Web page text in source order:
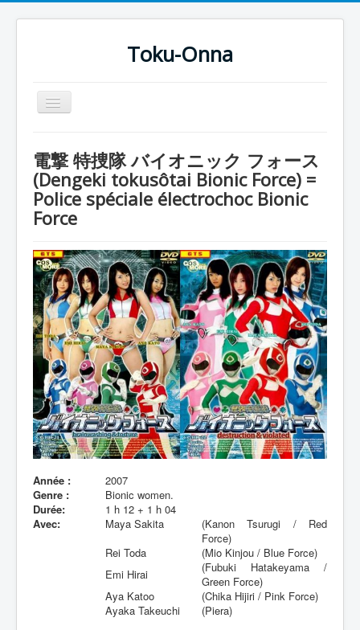
Toku-Onna
Basculer
la
Toku-Actrices
Toku-Critiques
Séries
Films
COSAA
Dessins
Artiste Asperger
Lexique
電撃 特捜隊 バイオニック フォース
(Dengeki tokusôtai Bionic Force) =
Police spéciale électrochoc Bionic
Force
Année :
2007
Genre :
Bionic women.
Durée:
1 h 12 + 1 h 04
Avec:
Maya Sakita
(Kanon Tsurugi / Red
Force)
Rei Toda
(Mio Kinjou / Blue Force)
Emi Hirai
(Fubuki Hatakeyama /
Green Force)
Aya Katoo
(Chika Hijiri / Pink Force)
Ayaka Takeuchi
(Piera)